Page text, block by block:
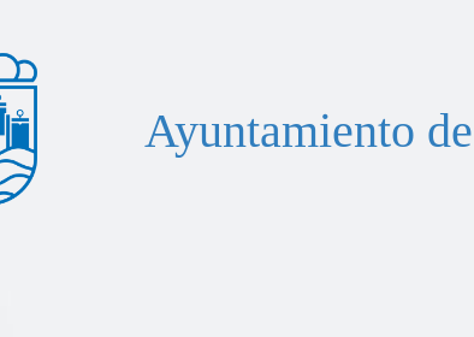
Ayuntamiento